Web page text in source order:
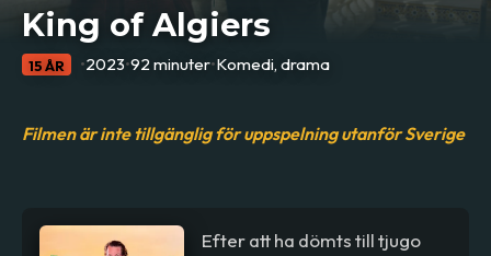
King of Algiers
15 ÅR •2023•92 minuter•Komedi, drama
Filmen är inte tillgänglig för uppspelning utanför Sverige
Efter att ha dömts till tjugo